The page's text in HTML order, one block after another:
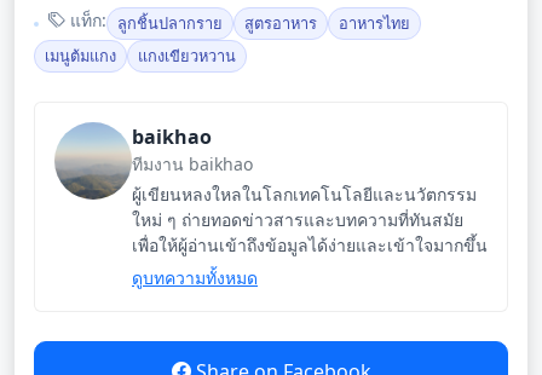
แท็ก: ลูกชิ้นปลากราย สูตรอาหาร
อาหารไทย
เมนูต้มแกง
แกงเขียวหวาน
baikhao
ทีมงาน baikhao
ผู้เขียนหลงใหลในโลกเทคโนโลยีและนวัตกรรม
ใหม่ ๆ ถ่ายทอดข่าวสารและบทความที่ทันสมัย
เพื่อให้ผู้อ่านเข้าถึงข้อมูลได้ง่ายและเข้าใจมากขึ้น
ดูบทความทั้งหมด